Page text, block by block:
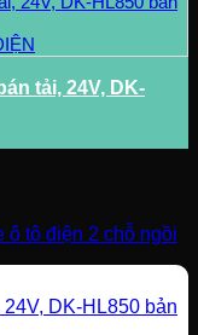
ô tô điện 2 chỗ ngồi